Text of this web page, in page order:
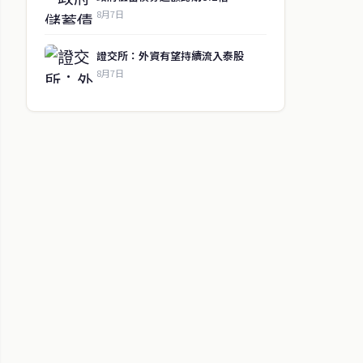
8月7日
證交所：外資有望持續流入泰股
8月7日